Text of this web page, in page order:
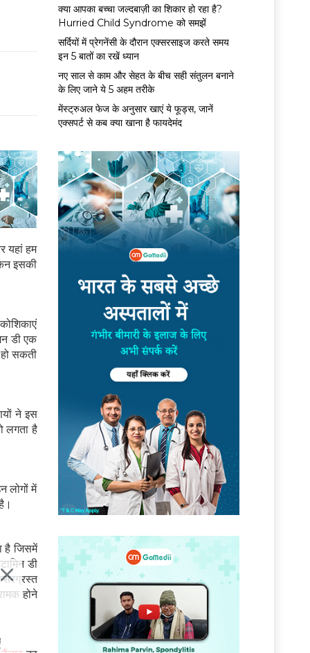
यहां हम
इसकी
डी एक
सकती
ने इस
लगता है
लोगों में
है जिसमें
डी
होने
क्या आपका बच्चा जल्दबाज़ी का शिकार हो रहा है?
Hurried Child Syndrome को समझें
सर्द‍ियों में प्रेगनेंसी के दौरान एक्सरसाइज करते समय
इन 5 बातों का रखें ध्यान
नए साल से काम और सेहत के बीच सही संतुलन बनाने
के लिए जाने ये 5 अहम तरीके
मेंस्ट्रुअल फेज के अनुसार खाएं ये फूड्स, जानें
एक्सपर्ट से कब क्या खाना है फायदेमंद